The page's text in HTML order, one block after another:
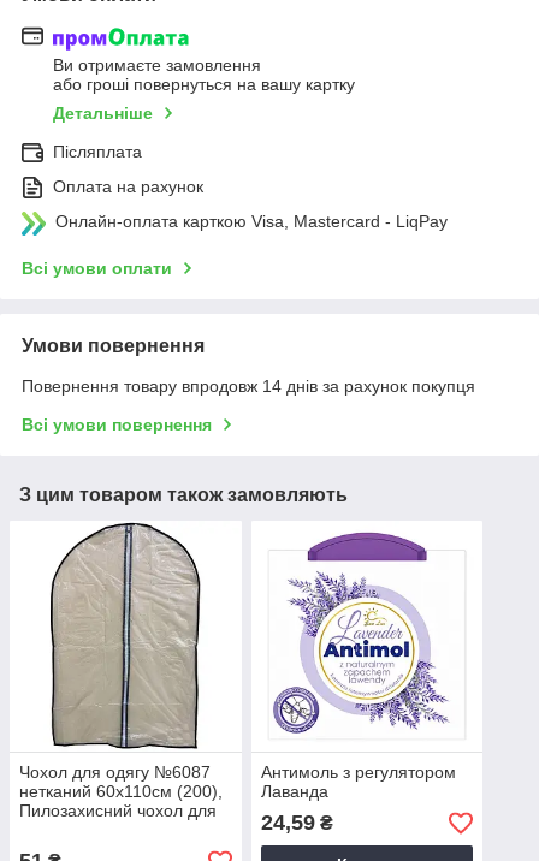
Ви отримаєте замовлення
або гроші повернуться на вашу картку
Детальніше
Післяплата
Оплата на рахунок
Онлайн-оплата карткою Visa, Mastercard - LiqPay
Всі умови оплати
Умови повернення
Повернення товару впродовж 14 днів за рахунок покупця
Всі умови повернення
З цим товаром також замовляють
Чохол для одягу №6087
нетканий 60х110см (200),
Пилозахисний чохол для
Антимоль з регулятором
Лаванда
24,59₴